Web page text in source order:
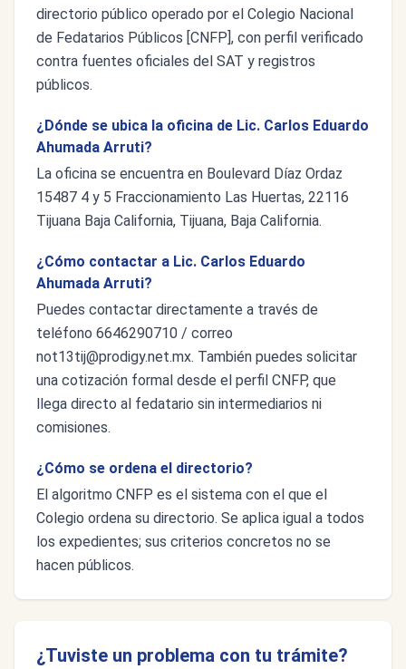
directorio público operado por el Colegio Nacional
de Fedatarios Públicos [CNFP], con perfil verificado
contra fuentes oficiales del SAT y registros
públicos.
¿Dónde se ubica la oficina de Lic. Carlos Eduardo
Ahumada Arruti?
La oficina se encuentra en Boulevard Díaz Ordaz
15487 4 y 5 Fraccionamiento Las Huertas, 22116
Tijuana Baja California, Tijuana, Baja California.
¿Cómo contactar a Lic. Carlos Eduardo
Ahumada Arruti?
Puedes contactar directamente a través de
teléfono 6646290710 / correo
not13tij@prodigy.net.mx. También puedes solicitar
una cotización formal desde el perfil CNFP, que
llega directo al fedatario sin intermediarios ni
comisiones.
¿Cómo se ordena el directorio?
El algoritmo CNFP es el sistema con el que el
Colegio ordena su directorio. Se aplica igual a todos
los expedientes; sus criterios concretos no se
hacen públicos.
¿Tuviste un problema con tu trámite?